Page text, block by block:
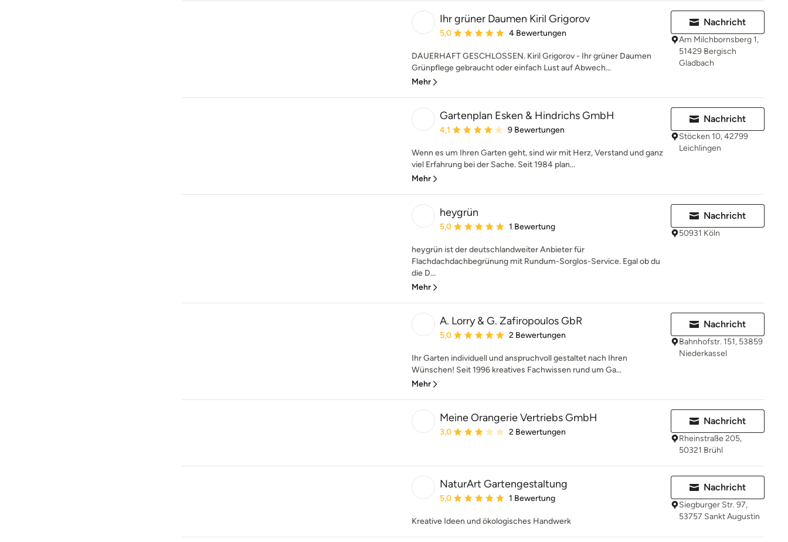
Ihr grüner Daumen Kiril Grigorov
Durchschnittliche Bewertung: 5 von 5 Sternen
5,0 4 Bewertungen
DAUERHAFT GESCHLOSSEN. Kiril Grigorov - Ihr grüner Daumen
Grünpflege gebraucht oder einfach Lust auf Abwech...
Mehr
Nachricht
Am Milchbornsberg 1,
51429 Bergisch
Gladbach
Gartenplan Esken & Hindrichs GmbH
Durchschnittliche Bewertung: 4.1 von 5 Sternen
4,1 9 Bewertungen
Wenn es um Ihren Garten geht, sind wir mit Herz, Verstand und ganz
viel Erfahrung bei der Sache. Seit 1984 plan...
Mehr
Nachricht
Stöcken 10, 42799
Leichlingen
heygrün
Durchschnittliche Bewertung: 5 von 5 Sternen
5,0 1 Bewertung
heygrün ist der deutschlandweiter Anbieter für
Flachdachdachbegrünung mit Rundum-Sorglos-Service. Egal ob du
die D...
Mehr
Nachricht
50931 Köln
A. Lorry & G. Zafiropoulos GbR
Durchschnittliche Bewertung: 5 von 5 Sternen
5,0 2 Bewertungen
Ihr Garten individuell und anspruchvoll gestaltet nach Ihren
Wünschen! Seit 1996 kreatives Fachwissen rund um Ga...
Mehr
Nachricht
Bahnhofstr. 151, 53859
Niederkassel
Meine Orangerie Vertriebs GmbH
Durchschnittliche Bewertung: 3 von 5 Sternen
3,0 2 Bewertungen
Nachricht
Rheinstraße 205,
50321 Brühl
NaturArt Gartengestaltung
Durchschnittliche Bewertung: 5 von 5 Sternen
5,0 1 Bewertung
Kreative Ideen und ökologisches Handwerk
Nachricht
Siegburger Str. 97,
53757 Sankt Augustin